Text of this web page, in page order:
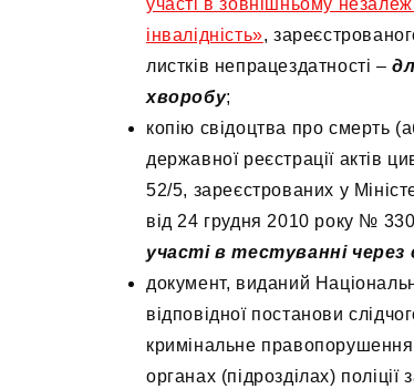
участі в зовнішньому
інвалідність»,
листків непрацездатності–
хворобу;
копію свідоцтва про смерть
державної реєстрації актів
52/5, зареєстрованих у
від 24 грудня 2010 року №
участі в тестуванні
документ, виданий
відповідної постанови
кримінальне
органах (підрозділах)